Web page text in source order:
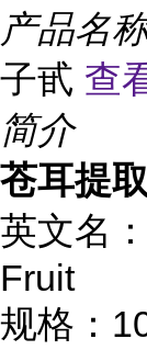
产品名
子甙 查
简介
苍耳提
英文名
Fruit
规格：